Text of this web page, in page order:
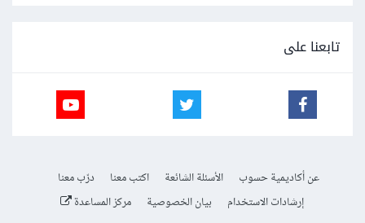
تابعنا على
عن أكاديمية حسوب الأسئلة الشائعة اكتب معنا
درّب معنا
إرشادات الاستخدام
بيان الخصوصية مركز المساعدة